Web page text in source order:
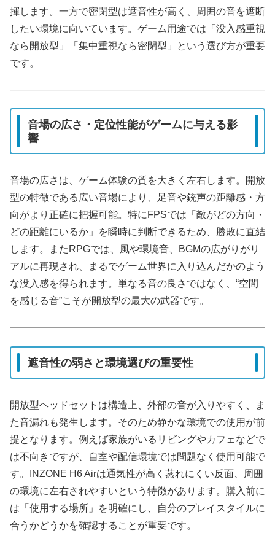
揮します。一方で密閉型は遮音性が高く、周囲の音を遮断
したい環境に向いています。ゲーム用途では「没入感重視
なら開放型」「集中重視なら密閉型」という選び方が重要
です。
音場の広さ・定位性能がゲームに与える影
響
音場の広さは、ゲーム体験の質を大きく左右します。開放
型の特徴である広い音場により、足音や銃声の距離感・方
向がより正確に把握可能。特にFPSでは「敵がどの方向・
どの距離にいるか」を瞬時に判断できるため、勝敗に直結
します。またRPGでは、風や環境音、BGMの広がりがリ
アルに再現され、まるでゲーム世界に入り込んだかのよう
な没入感を得られます。単なる音の良さではなく、“空間
を感じる音”こそが開放型の最大の武器です。
遮音性の弱さと環境選びの重要性
開放型ヘッドセットは構造上、外部の音が入りやすく、ま
た音漏れも発生します。そのため静かな環境での使用が前
提となります。例えば家族がいるリビングやカフェなどで
は不向きですが、自室や配信環境では問題なく使用可能で
す。INZONE H6 Airは通気性が高く蒸れにくい反面、周囲
の環境に左右されやすいという特徴があります。購入前に
は「使用する場所」を明確にし、自分のプレイスタイルに
合うかどうかを確認することが重要です。